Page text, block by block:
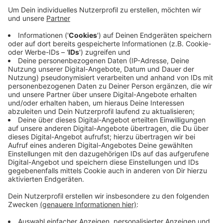
Anzeige
Dafür hat die Feuerwehr im Hildener Stadtgebiet
Plakate aufgehängt. Bereits im vergangenen Jahr
führte die Feuerwehr diese Kampagne durch und
konnte über 30 neue Mitglieder gewinnen. Langfristig
hat sie sich zum Ziel gesetzt, mindestens 150 neue
Feuerwehrleute zu gewinnen. Interessierte können
sich per Mail bei der Feuerwehr melden. Die Mail-
Adresse der Feuerwehr: feuerwehr@hilden.de
Anzeige